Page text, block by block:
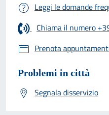
Leggi le domande
Chiama il numero
Prenota
Problemi in città
Segnala disservizio